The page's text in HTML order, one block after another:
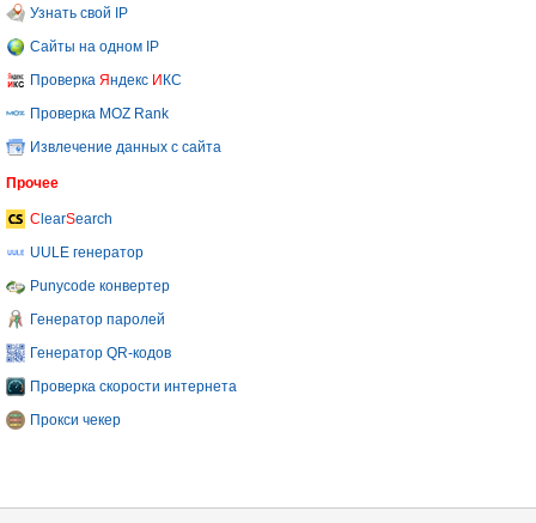
Узнать свой IP
Сайты на одном IP
Проверка Яндекс И КС
Проверка MOZ Rank
Извлечение данных с сайта
Прочее
C learSearch
UULE генератор
Punycode конвертер
Генератор паролей
Генератор QR-кодов
Проверка скорости интернета
Прокси чекер